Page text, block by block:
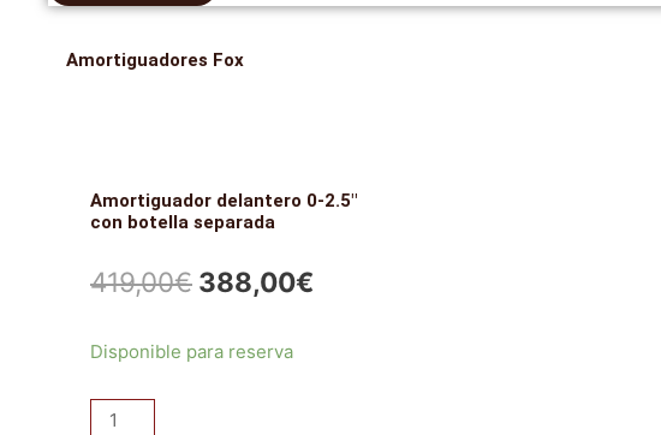
Amortiguadores Fox
Amortiguador delantero 0-2.5″
con botella separada
419,00€ El
388,00€
Disponible para reserva
Amortiguador